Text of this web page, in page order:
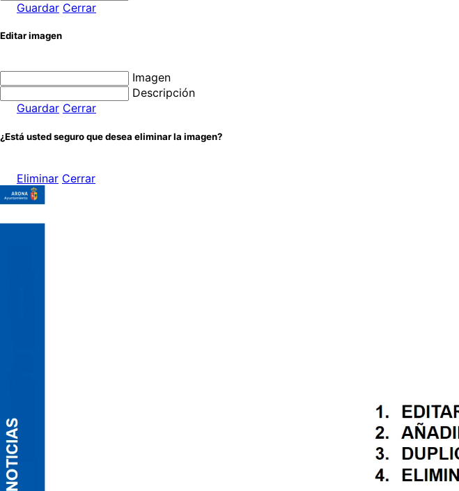
Guardar Cerrar
Editar imagen
Imagen
Descripción
Guardar Cerrar
¿Está usted seguro que desea eliminar la imagen?
Eliminar Cerrar